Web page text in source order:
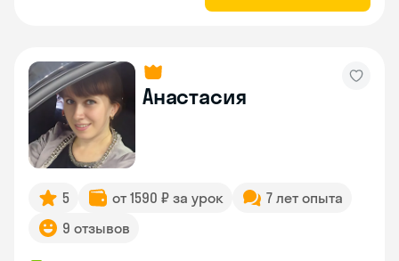
Анастасия
5 от 1590 ₽ за урок
7 лет опыта
9 отзывов